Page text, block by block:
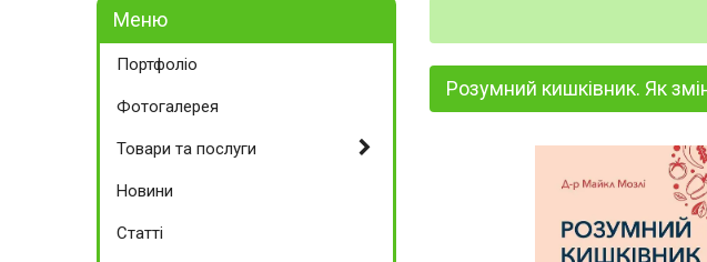
Розумний кишківник. Як
Портфоліо
Фотогалерея
Товари та послуги
Новини
Статті